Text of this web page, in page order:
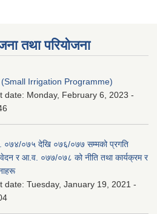
तथा परियोजना
Irrigation Programme)
date: Monday, February 6, 2023 -
०७५ देखि ०७६/०७७ सम्मको प्रगति
र आ.व. ०७७/०७८ को नीति तथा कार्यक्रम र
date: Tuesday, January 19, 2021 -